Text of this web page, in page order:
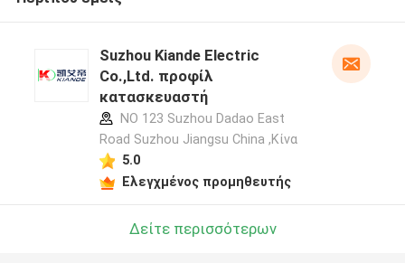
Suzhou Kiande Electric
Co.,Ltd. προφίλ
κατασκευαστή
NO 123 Suzhou Dadao East
Road Suzhou Jiangsu China ,Κίνα
5.0
Ελεγχμένος προμηθευτής
Δείτε περισσότερων